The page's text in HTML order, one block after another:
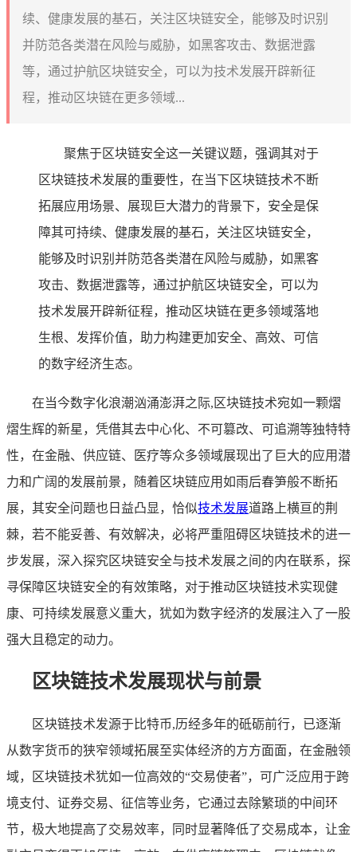
续、健康发展的基石，关注区块链安全，能够及时识别
并防范各类潜在风险与威胁，如黑客攻击、数据泄露
等，通过护航区块链安全，可以为技术发展开辟新征
程，推动区块链在更多领域...
聚焦于区块链安全这一关键议题，强调其对于
区块链技术发展的重要性，在当下区块链技术不断
拓展应用场景、展现巨大潜力的背景下，安全是保
障其可持续、健康发展的基石，关注区块链安全，
能够及时识别并防范各类潜在风险与威胁，如黑客
攻击、数据泄露等，通过护航区块链安全，可以为
技术发展开辟新征程，推动区块链在更多领域落地
生根、发挥价值，助力构建更加安全、高效、可信
的数字经济生态。
在当今数字化浪潮汹涌澎湃之际,区块链技术宛如一颗熠
熠生辉的新星，凭借其去中心化、不可篡改、可追溯等独特特
性，在金融、供应链、医疗等众多领域展现出了巨大的应用潜
力和广阔的发展前景，随着区块链应用如雨后春笋般不断拓
展，其安全问题也日益凸显，恰似技术发展道路上横亘的荆
棘，若不能妥善、有效解决，必将严重阻碍区块链技术的进一
步发展，深入探究区块链安全与技术发展之间的内在联系，探
寻保障区块链安全的有效策略，对于推动区块链技术实现健
康、可持续发展意义重大，犹如为数字经济的发展注入了一股
强大且稳定的动力。
区块链技术发展现状与前景
区块链技术发源于比特币,历经多年的砥砺前行，已逐渐
从数字货币的狭窄领域拓展至实体经济的方方面面，在金融领
域，区块链技术犹如一位高效的“交易使者”，可广泛应用于跨
境支付、证券交易、征信等业务，它通过去除繁琐的中间环
节，极大地提高了交易效率，同时显著降低了交易成本，让金